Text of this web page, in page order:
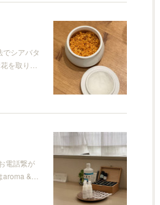
シアバタ
を取り…
電話繋が
&…